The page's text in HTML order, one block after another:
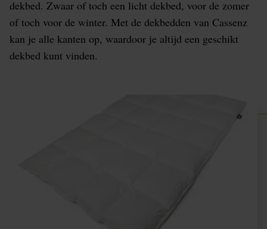
dekbed. Zwaar of toch een licht dekbed, voor de zomer
of toch voor de winter. Met de dekbedden van Cassenz
kan je alle kanten op, waardoor je altijd een geschikt
dekbed kunt vinden.